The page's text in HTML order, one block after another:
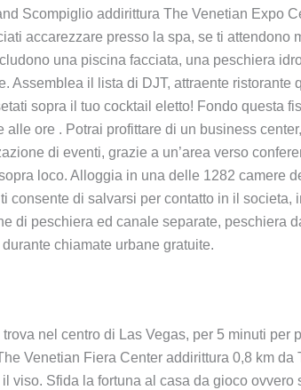
Scompiglio addirittura The Venetian Expo
accarezzare presso la spa, se ti
una piscina facciata, una peschiera
Assemblea il lista di DJT, attraente
sopra il tuo cocktail eletto! Fondo questa
ore . Potrai profittare di un business
di eventi, grazie a un’area verso
loco. Alloggia in una delle 1282 camere
consente di salvarsi per contatto in il societa,
di peschiera ed canale separate,
chiamate urbane gratuite.
nel centro di Las Vegas, per 5 minuti
Venetian Fiera Center addirittura 0,8 km
viso. Sfida la fortuna al casa da gioco